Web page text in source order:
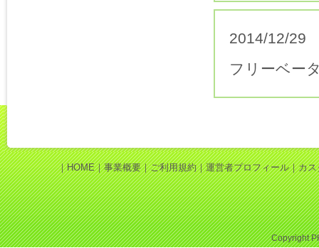
2014/12/29
フリーベー
｜HOME｜事業概要｜ご利用規約｜運営者プロフィール｜カス
Copyright